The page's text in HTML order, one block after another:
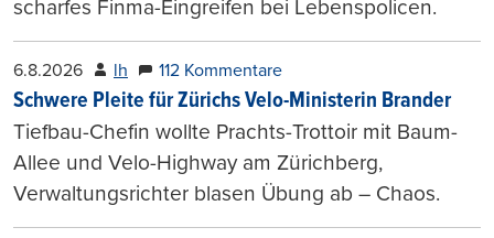
scharfes Finma-Eingreifen bei Lebenspolicen.
6.8.2026 lh 112 Kommentare
Schwere Pleite für Zürichs Velo-Ministerin Brander
Tiefbau-Chefin wollte Prachts-Trottoir mit Baum-
Allee und Velo-Highway am Zürichberg,
Verwaltungsrichter blasen Übung ab – Chaos.